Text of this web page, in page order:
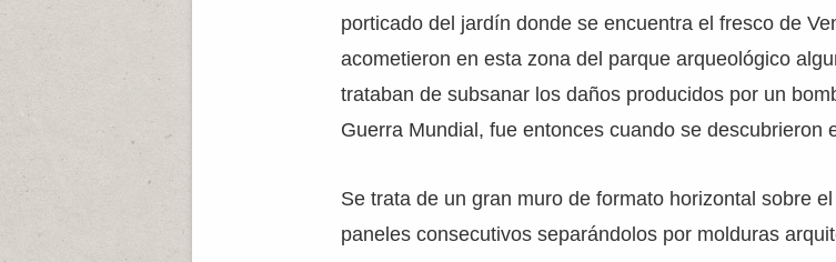
porticado del jardín donde se encuentra el fresco de
acometieron en esta zona del parque arqueológico
trataban de subsanar los daños producidos por un
Guerra Mundial, fue entonces cuando se descubrieron
Se trata de un gran muro de formato horizontal sobre
paneles consecutivos separándolos por molduras